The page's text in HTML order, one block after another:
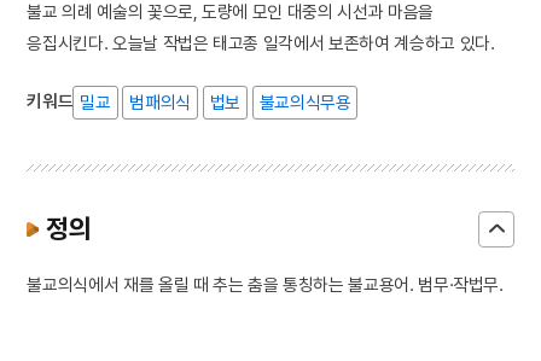
불교 의례 예술의 꽃으로, 도량에 모인 대중의 시선과 마음을
응집시킨다. 오늘날 작법은 태고종 일각에서 보존하여 계승하고 있다.
키워드 밀교 범패의식 법보 불교의식무용
정의
불교의식에서 재를 올릴 때 추는 춤을 통칭하는 불교용어. 범무·작법무.